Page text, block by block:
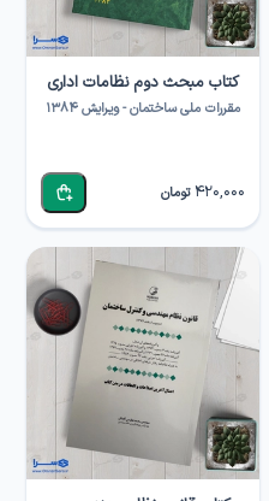
کتاب مبحث دوم نظامات اداری
مقررات ملی ساختمان - ویرایش ۱۳۸۴
420,000 تومان